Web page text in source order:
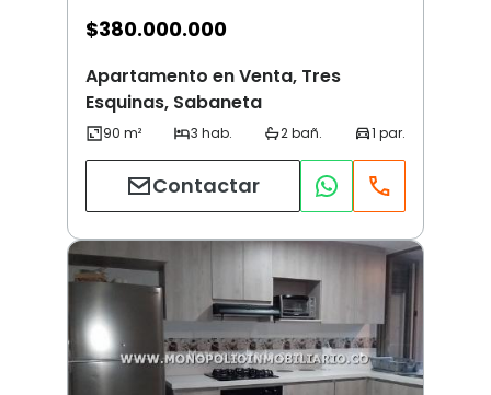
$380.000.000
Apartamento en Venta, Tres
Esquinas, Sabaneta
Contactar